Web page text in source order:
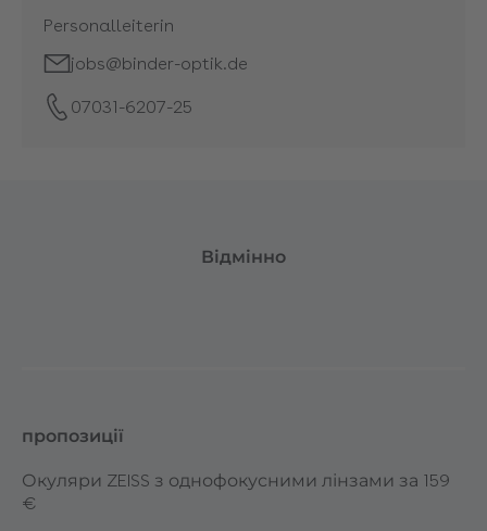
Personalleiterin
jobs@binder-optik.de
07031-6207-25
Відмінно
пропозиції
Окуляри ZEISS з однофокусними лінзами за 159
€